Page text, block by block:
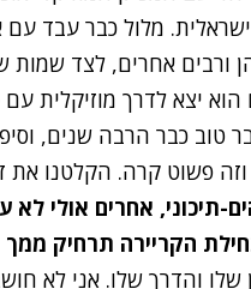
מלול כבר עבד עם
ורבים אחרים, לצד שמות
יצא לדרך מוזיקלית עם
טוב כבר הרבה שנים,
וזה פשוט קרה. הקלטנו
תיכוני, אחרים אולי לא
הקריירה תרחיק
שלו והדרך שלו. אני לא